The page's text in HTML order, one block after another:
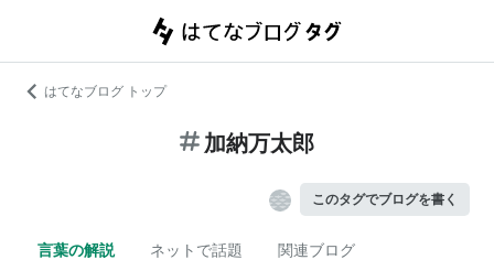
はてなブログ トップ
加納万太郎
このタグでブログを書く
言葉の解説 ネットで話題 関連ブログ